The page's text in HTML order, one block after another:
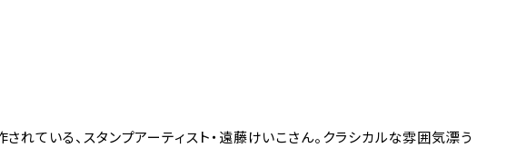
ている、スタンプアーティスト・遠藤けいこさん。クラシカルな雰囲気漂う